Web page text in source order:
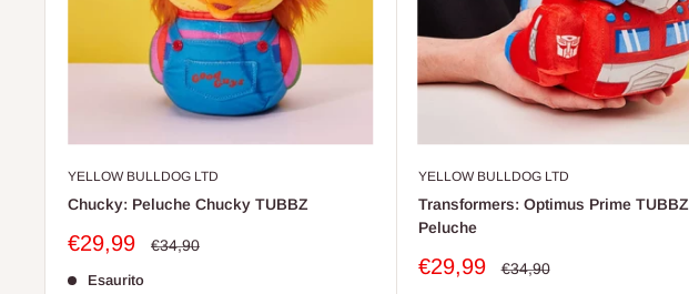
YELLOW BULLDOG LTD
Chucky: Peluche Chucky TUBBZ
Prezzo
€29,99 Prezzo
€34,90
Esaurito
YELLOW BULLDOG LTD
Transformers: Optimus Prime TUBBZ
Peluche
Prezzo
€29,99 Prezzo
€34,90